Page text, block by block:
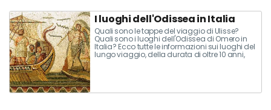
I luoghi dell'Odissea in Italia
Quali sono le tappe del viaggio di Ulisse?
Quali sono i luoghi dell'Odissea di Omero in
Italia? Ecco tutte le informazioni sui luoghi del
lungo viaggio, della durata di oltre 10 anni,
compiuto da Odisseo, astuto re di Itaca